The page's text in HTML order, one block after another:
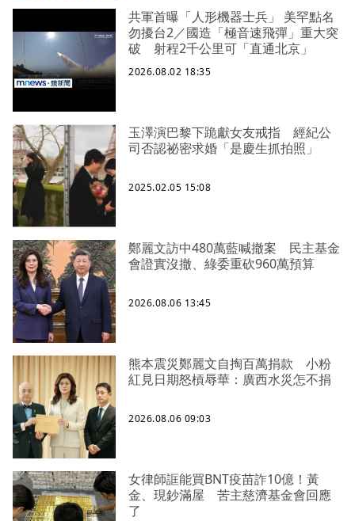
共軍首曝「人形機器士兵」 美罕點名
勿擾台2／國造「極音速飛彈」重大突
破 射程2千公里可「直通北京」
2026.08.02 18:35
玉澤演巴黎下跪獻女友戒指 經紀公
司否認祕密求婚「是慶生抓拍照」
2025.02.05 15:08
鄭麗文訪中480萬藍喊撤案 民主基金
會證實沒撤、綠委重砍960萬預算
2026.08.06 13:45
熊本震災鄭麗文自掏百萬捐款 小粉
紅見日期怒槓辱華：廣西水災怎不捐
2026.08.06 09:03
女律師誆能買BNT疫苗詐10億！黃
金、現鈔滿屋 苦主慈濟基金會回應
了